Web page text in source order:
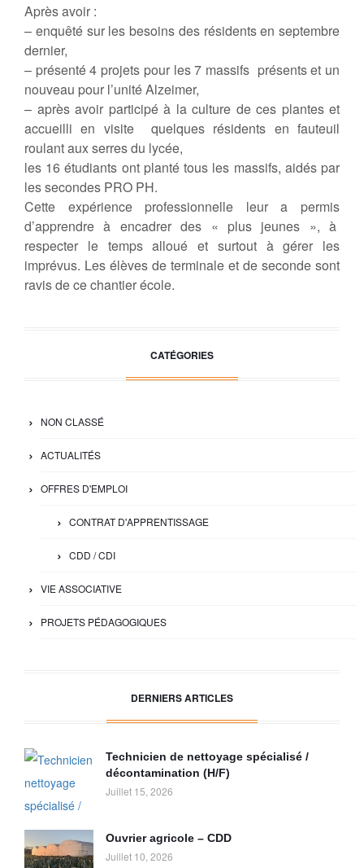
Après avoir :
– enquêté sur les besoins des résidents en septembre
dernier,
– présenté 4 projets pour les 7 massifs présents et un
nouveau pour l’unité Alzeimer,
– après avoir participé à la culture de ces plantes et
accueilli en visite quelques résidents en fauteuil
roulant aux serres du lycée,
les 16 étudiants ont planté tous les massifs, aidés par
les secondes PRO PH.
Cette expérience professionnelle leur a permis
d’apprendre à encadrer des « plus jeunes », à
respecter le temps alloué et surtout à gérer les
imprévus. Les élèves de terminale et de seconde sont
ravis de ce chantier école.
CATÉGORIES
NON CLASSÉ
ACTUALITÉS
OFFRES D'EMPLOI
CONTRAT D'APPRENTISSAGE
CDD / CDI
VIE ASSOCIATIVE
PROJETS PÉDAGOGIQUES
DERNIERS ARTICLES
Technicien de nettoyage spécialisé /
décontamination (H/F)
Juillet 15, 2026
Ouvrier agricole – CDD
Juillet 10, 2026